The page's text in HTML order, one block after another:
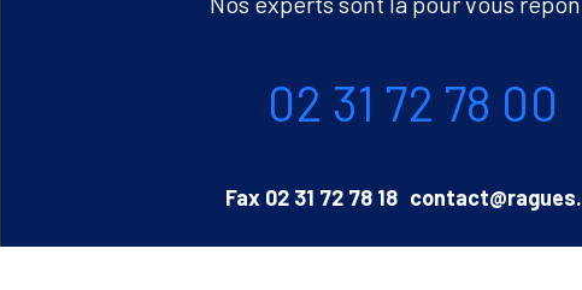
02 31 72 78 00
Fax 02 31 72 78 18 Email